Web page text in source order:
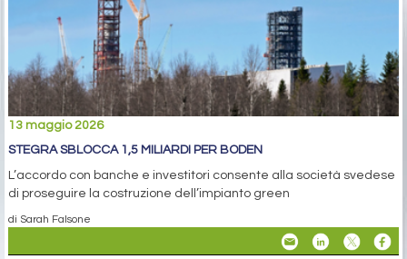
13 maggio 2026
STEGRA SBLOCCA 1,5 MILIARDI PER BODEN
L’accordo con banche e investitori consente alla società svedese
di proseguire la costruzione dell’impianto green
di Sarah Falsone